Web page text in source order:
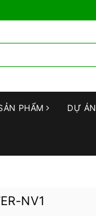
PHẨM DỰ ÁN
NV1